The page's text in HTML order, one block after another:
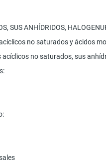
SUS ANHÍDRIDOS,
no saturados y ácidos
no saturados, sus